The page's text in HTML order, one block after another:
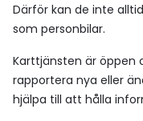
Därför kan de inte
som personbilar.
Karttjänsten är öppen
rapportera nya eller
hjälpa till att hålla